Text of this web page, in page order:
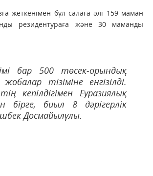
жеткенімен бұл салаға әлі 159 маман
резидентураға және 30 маманды
бар 500 төсек-орындық
тізіміне енгізілді.
кепілдігімен Еуразиялық
бірге, биыл 8 дәрігерлік
Досмайылұлы.